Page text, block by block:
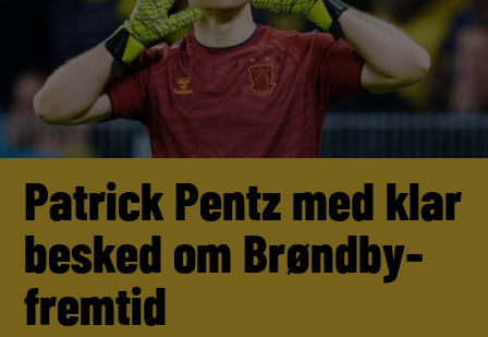
Patrick Pentz med klar
besked om Brøndby-
fremtid